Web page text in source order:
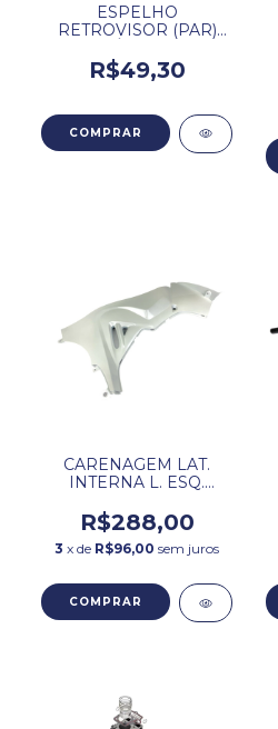
ESPELHO
RETROVISOR (PAR)
ZIG 50 / 100.
R$49,30
CARENAGEM LAT.
INTERNA L. ESQ.
DAFRA
R$288,00
3 x de R$96,00 sem juros